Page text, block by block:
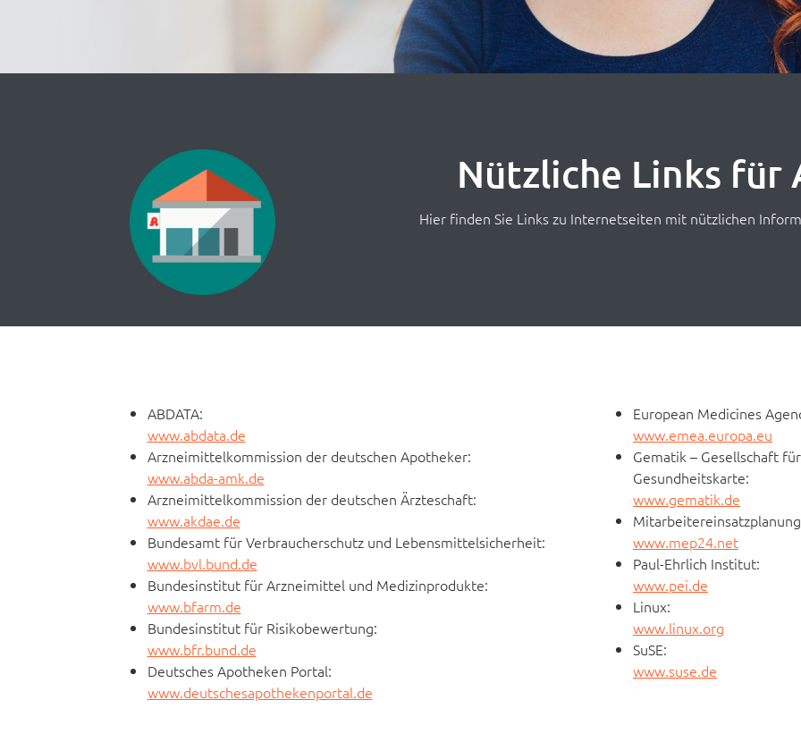
Nützliche Links für
Hier finden Sie Links zu Internetseiten mit nützlichen
ABDATA:
www.abdata.de
Arzneimittelkommission der deutschen Apotheker:
www.abda-amk.de
Arzneimittelkommission der deutschen Ärzteschaft:
www.akdae.de
Bundesamt für Verbraucherschutz und Lebensmittelsicherheit:
www.bvl.bund.de
Bundesinstitut für Arzneimittel und Medizinprodukte:
www.bfarm.de
Bundesinstitut für Risikobewertung:
www.bfr.bund.de
Deutsches Apotheken Portal:
www.deutschesapothekenportal.de
European Medicines
www.emea.europa.eu
Gematik – Gesellschaft
Gesundheitskarte:
www.gematik.de
www.mep24.net
Paul-Ehrlich Institut:
www.pei.de
Linux:
www.linux.org
SuSE:
www.suse.de